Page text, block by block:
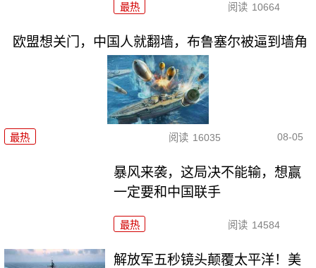
最热 阅读 10664
欧盟想关门，中国人就翻墙，布鲁塞尔被逼到墙角
最热 阅读 16035 08-05
暴风来袭，这局决不能输，想赢
一定要和中国联手
最热 阅读 14584
解放军五秒镜头颠覆太平洋！美